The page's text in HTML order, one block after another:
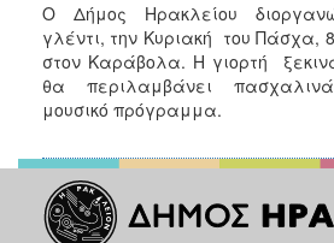
ΠΟΛΙΤΙΣΜΟΣ
ΑΝΘΕΚΤΙΚΗ
ΠΟΛΗ
Ο Δήμος Ηρακλείου
γλέντι, την Κυριακή του Πάσχα,
στον Καράβολα. Η γιορτή
θα περιλαμβάνει
μουσικό πρόγραμμα.